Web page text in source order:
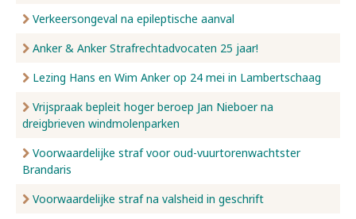
Verkeersongeval na epileptische aanval
Anker & Anker Strafrechtadvocaten 25 jaar!
Lezing Hans en Wim Anker op 24 mei in Lambertschaag
Vrijspraak bepleit hoger beroep Jan Nieboer na
dreigbrieven windmolenparken
Voorwaardelijke straf voor oud-vuurtorenwachtster
Brandaris
Voorwaardelijke straf na valsheid in geschrift